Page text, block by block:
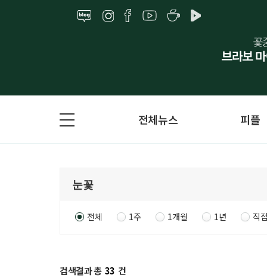
전체뉴스 피플
전체 1주 1개월 1년 직
검색결과 총 33 건